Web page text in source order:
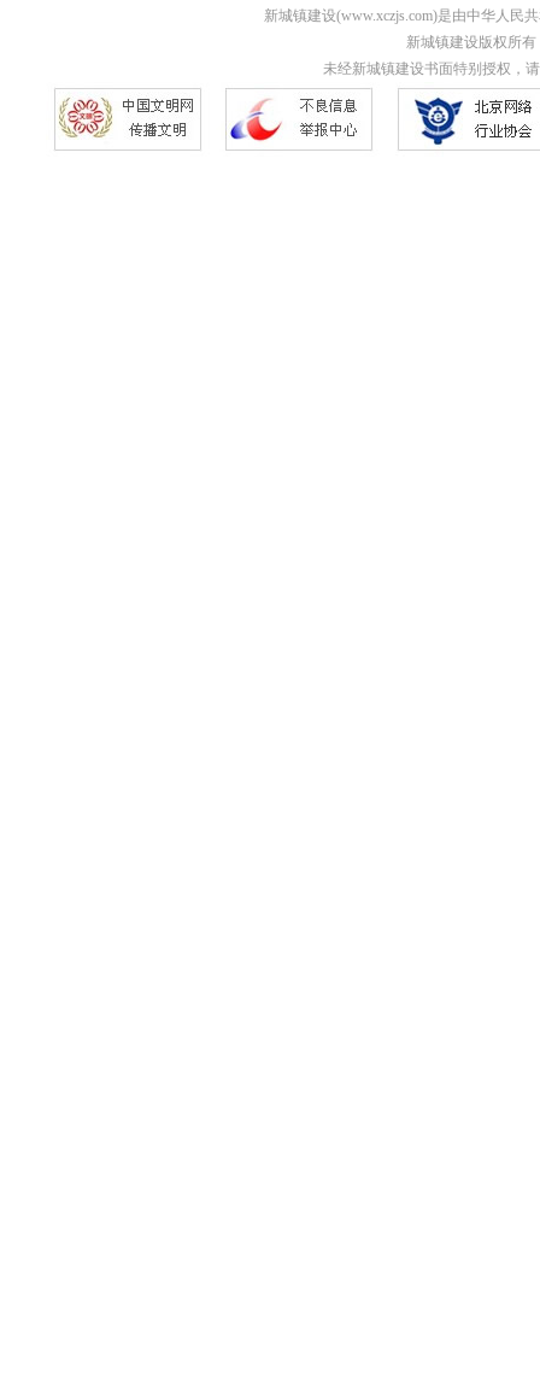
新城镇建设(www.xczjs.com)是由中华人民
新城镇建设版权所有
未经新城镇建设书面特别授权，